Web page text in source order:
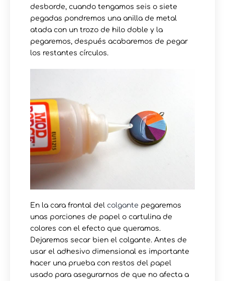
desborde, cuando tengamos seis o siete
pegadas pondremos una anilla de metal
atada con un trozo de hilo doble y la
pegaremos, después acabaremos de pegar
los restantes círculos.
En la cara frontal del colgante pegaremos
unas porciones de papel o cartulina de
colores con el efecto que queramos.
Dejaremos secar bien el colgante. Antes de
usar el adhesivo dimensional es importante
hacer una prueba con restos del papel
usado para asegurarnos de que no afecta a